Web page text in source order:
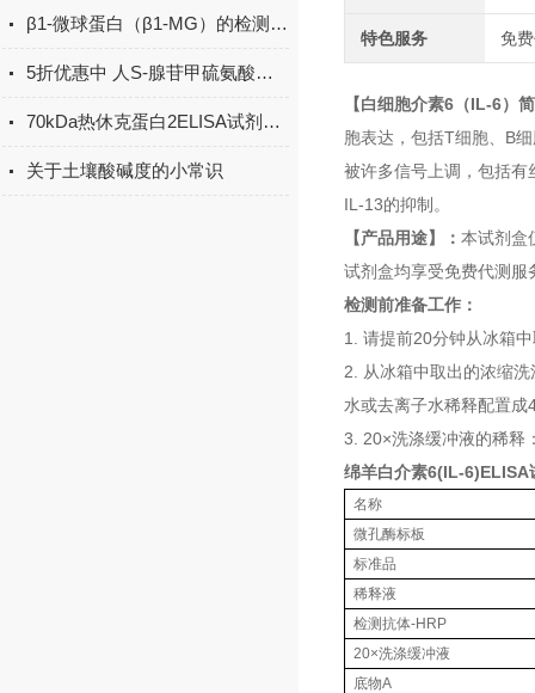
β1-微球蛋白（β1-MG）的检测方法有哪些？
5折优惠中 人S-腺苷甲硫氨酸（SAM）ELISA试剂盒
70kDa热休克蛋白2ELISA试剂盒课题研究讨论操作法
关于土壤酸碱度的小常识
特色服务 免
【白细胞介素6（IL-6）
胞表达，包括T细胞、B
被许多信号上调，包括
IL-13的抑制。
【产品用途】： 本试剂盒
试剂盒均享受免费代测服
检测前准备工作：
1. 请提前20分钟从冰箱
2. 从冰箱中取出的浓缩
水或去离子水稀释配置
3. 20×洗涤缓冲液的稀释
绵羊白介素6(IL-6)ELISA
名称
微孔酶标板
标准品
稀释液
检测抗体-HRP
20×洗涤缓冲液
底物A